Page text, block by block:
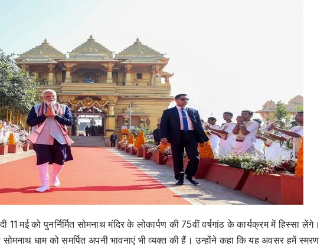
11 मई को पुनर्निर्मित सोमनाथ मंदिर के लोकार्पण की 75वीं वर्षगांठ के कार्यक्रम में हिस्सा लेंगे।
धाम को समर्पित अपनी भावनाएं भी व्यक्त की हैं। उन्होंने कहा कि यह अवसर हमें स्मरण